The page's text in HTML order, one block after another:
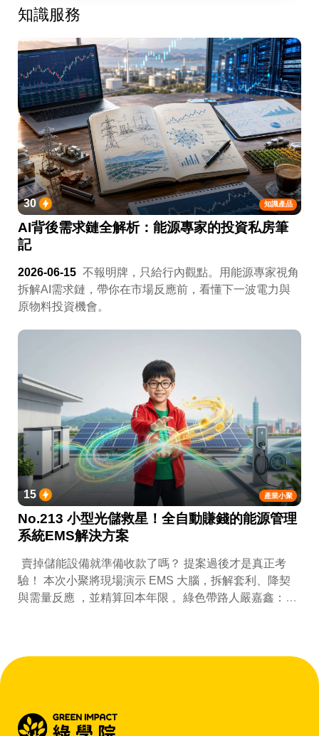
知識服務
知識產品
30
AI背後需求鏈全解析：能源專家的投資私房筆
記
2026-06-15 不報明牌，只給行內觀點。用能源專家視角
拆解AI需求鏈，帶你在市場反應前，看懂下一波電力與
原物料投資機會。
產業小聚
15
No.213 小型光儲救星！全自動賺錢的能源管理
系統EMS解決方案
賣掉儲能設備就準備收款了嗎？ 提案過後才是真正考
驗！ 本次小聚將現場演示 EMS 大腦，拆解套利、降契
與需量反應 ，並精算回本年限 。綠色帶路人嚴嘉鑫：